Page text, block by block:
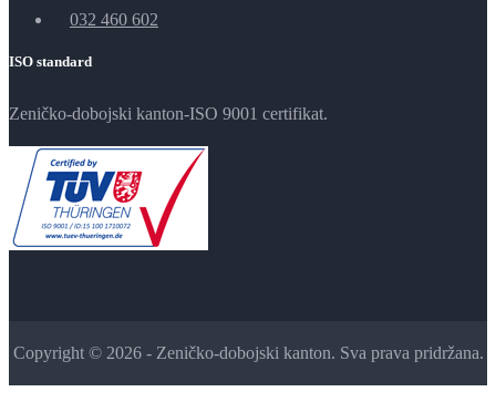
032 460 602
ISO standard
Zeničko-dobojski kanton-ISO 9001 certifikat.
Copyright © 2026 - Zeničko-dobojski kanton. Sva prava pridržana.